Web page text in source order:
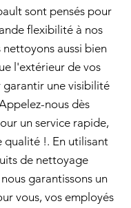
sont pensés pour
flexibilité à nos
aussi bien
l'extérieur de vos
une visibilité
nous dès
un service rapide,
qualité !. En utilisant
de nettoyage
garantissons un
vous, vos employés